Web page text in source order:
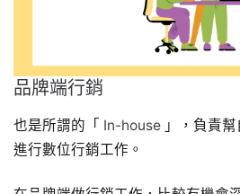
品牌端行銷
也是所謂的「 In-house 」，負責
進行數位行銷工作。